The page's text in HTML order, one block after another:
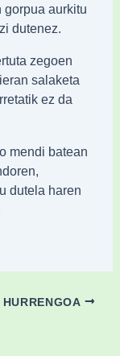
gorpua aurkitu
dutenez.
zegoen
salaketa
ez da
mendi batean
dutela haren
HURRENGOA